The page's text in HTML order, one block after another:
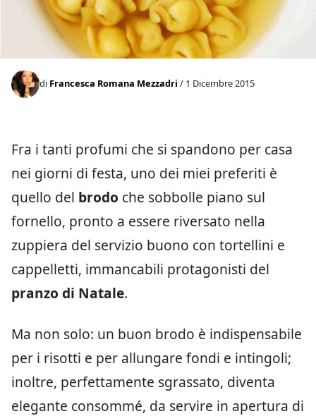
di Francesca Romana Mezzadri / 1 Dicembre 2015
Fra i tanti profumi che si spandono per casa
nei giorni di festa, uno dei miei preferiti è
quello del brodo che sobbolle piano sul
fornello, pronto a essere riversato nella
zuppiera del servizio buono con tortellini e
cappelletti, immancabili protagonisti del
pranzo di Natale.
Ma non solo: un buon brodo è indispensabile
per i risotti e per allungare fondi e intingoli;
inoltre, perfettamente sgrassato, diventa
elegante consommé, da servire in apertura di